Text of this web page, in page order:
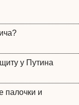
у Путина
палочки и